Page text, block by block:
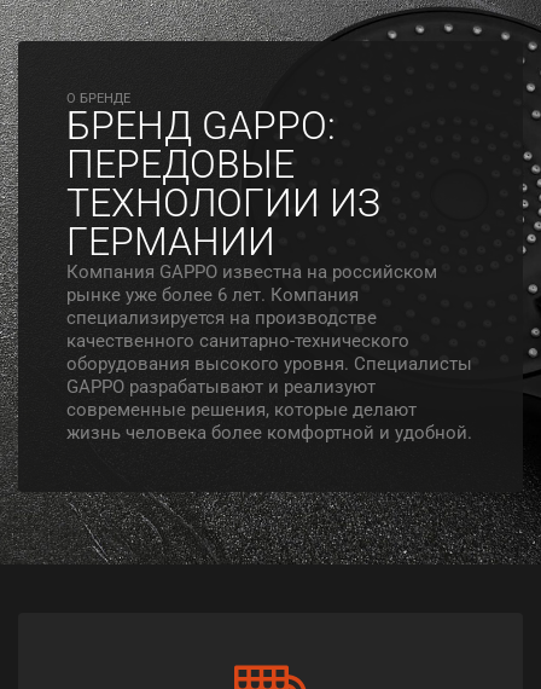
O БРЕНДЕ
БРЕНД GAPPO:
ПЕРЕДОВЫЕ
ТЕХНОЛОГИИ ИЗ
ГЕРМАНИИ
Компания GAPPO известна на российском
рынке уже более 6 лет. Компания
специализируется на производстве
качественного санитарно-технического
оборудования высокого уровня. Специалисты
GAPPO разрабатывают и реализуют
современные решения, которые делают
жизнь человека более комфортной и удобной.